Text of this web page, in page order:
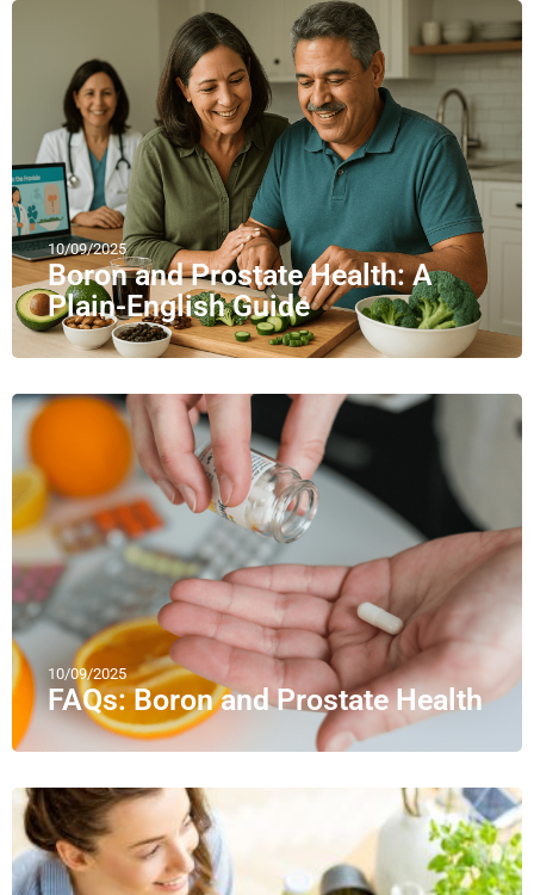
10/09/2025
Boron and Prostate Health: A
Plain-English Guide
10/09/2025
FAQs: Boron and Prostate Health